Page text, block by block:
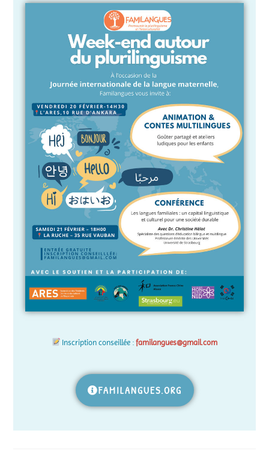
Inscription conseillée :familangues@gmail.com
FAMILANGUES.ORG